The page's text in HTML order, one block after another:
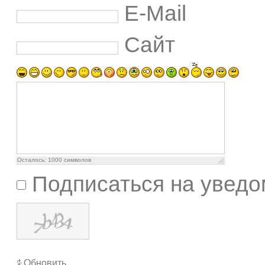
E-Mail
Сайт
Осталось: 1000 символов
Подписаться на
Обновить